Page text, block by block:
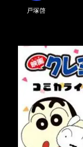
戸塚啓